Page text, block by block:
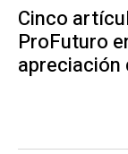
Cinco
ProFuturo